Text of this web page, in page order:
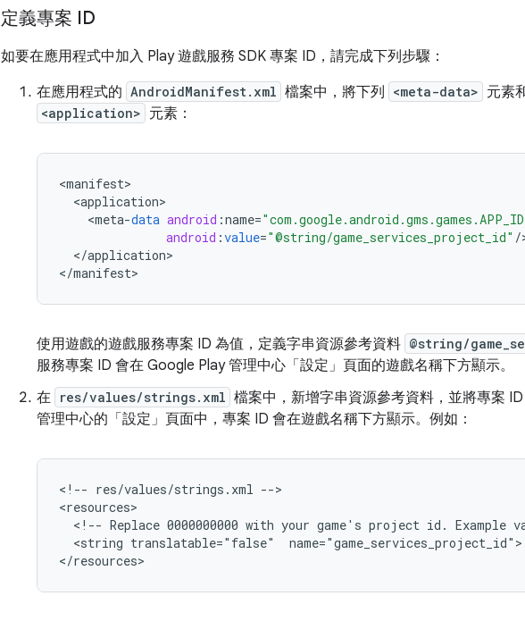
定義專案 ID
如要在應用程式中加入 Play 遊戲服務 SDK 專案 ID，請完成下列步驟：
在應用程式的 AndroidManifest.xml 檔案中，將下列 <meta-data> 元素
<application> 元素：
<manifest
<application
<meta-data android :name=
android :value="@string/game_services_project_id" /
</application>
</manifest
使用遊戲的遊戲服務專案 ID 為值，定義字串資源參考資料 @string/
服務專案 ID 會在 Google Play 管理中心「設定」 頁面的遊戲名稱下方顯示。
在 res/values/strings.xml 檔案中，新增字串資源參考資料，並將專案
管理中心的「設定」 頁面中，專案 ID 會在遊戲名稱下方顯示。例如：
< !-- res/values/strings.xml -->
<resources
<!-- Replace 0000000000 with your game's project id. Example
<string translatable="false"
</resources